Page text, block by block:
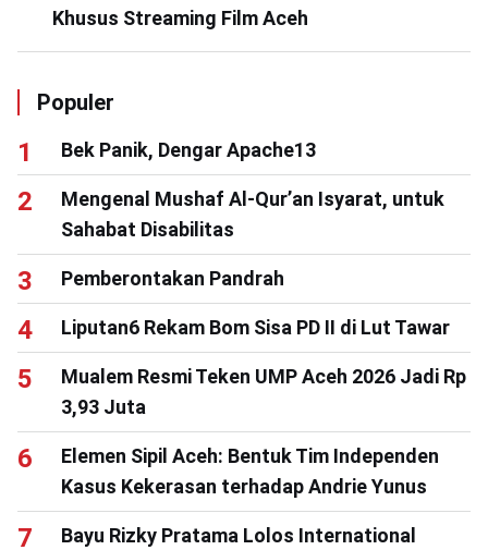
Khusus Streaming Film Aceh
Populer
Bek Panik, Dengar Apache13
Mengenal Mushaf Al-Qur’an Isyarat, untuk
Sahabat Disabilitas
Pemberontakan Pandrah
Liputan6 Rekam Bom Sisa PD II di Lut Tawar
Mualem Resmi Teken UMP Aceh 2026 Jadi Rp
3,93 Juta
Elemen Sipil Aceh: Bentuk Tim Independen
Kasus Kekerasan terhadap Andrie Yunus
Bayu Rizky Pratama Lolos International